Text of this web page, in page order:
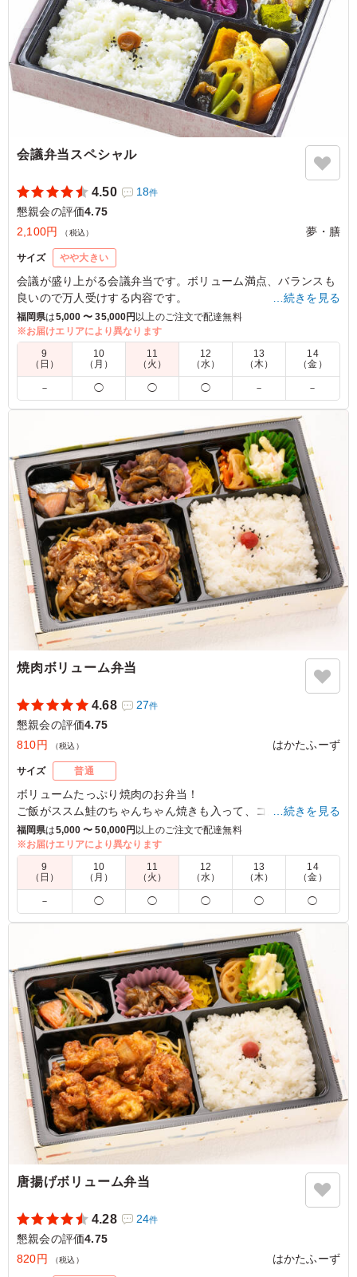
ご利用シーン： 懇親会›懇親会
福岡県福岡市東区箱崎2024/12/10
会議弁当スペシャル
4.50 18件
懇親会の評価4.75
2,100円
（税込） 夢・膳
サイズ やや大きい
会議が盛り上がる会議弁当です。ボリューム満点、バランスも
良いので万人受けする内容です。
5.0 株式会社豊通マシナリー
おかずが豊富でおなか一杯になりました、食べる時間が少
し遅くなったので若い子たちはレンチンして食べたらもっ
とおいしいですよと言われ やってみるともっとおいしく
なり全員大変満足して頂きました、ありがとうございまし
ご利用シーン：懇親会›懇親会
福岡県宮若市下有木2024/11/16
…続きを見る
福岡県は5,000 〜 35,000円 以上のご注文で配達無料
※お届けエリアにより異なります
9
（日）
10
（月）
11
（火）
12
（水）
13
（木）
14
（金）
－ ◯ ◯ ◯ － －
焼肉ボリューム弁当
4.68 27件
懇親会の評価4.75
810円
（税込） はかたふーず
サイズ 普通
ボリュームたっぷり焼肉のお弁当！
ご飯がススム鮭のちゃんちゃん焼きも入って、コスパ◎
4.5 名島体育協会
焼肉ボリューム弁当の皆さんの評価状況を確認して購入を
決めました。個人的には、値段以上の内容で美味しくてボ
リュームがあるなと思いました。 また、皆さんからも大
変好評で、何処のお弁当屋なのかと何人も方達から確認が
ご利用シーン：懇親会›懇親会
福岡県福岡市東区名島2025/09/08
…続きを見る
福岡県は5,000 〜 50,000円 以上のご注文で配達無料
※お届けエリアにより異なります
9
（日）
10
（月）
11
（火）
12
（水）
13
（木）
14
（金）
－ ◯ ◯ ◯ ◯ ◯
唐揚げボリューム弁当
4.28 24件
懇親会の評価4.75
820円
（税込） はかたふーず